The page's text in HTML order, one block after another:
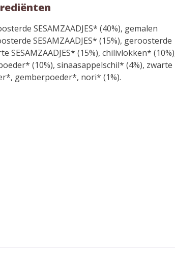
SESAMZAADJES* (40%), gemalen
SESAMZAADJES* (15%), geroosterde
SESAMZAADJES* (15%), chilivlokken*
(10%), sinaasappelschil* (4%), zwarte
gemberpoeder*, nori* (1%).